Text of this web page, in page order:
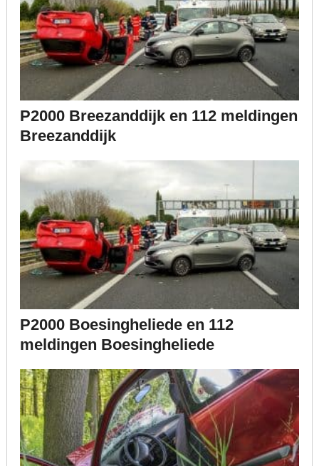
P2000 Breezanddijk en 112 meldingen
Breezanddijk
P2000 Boesingheliede en 112
meldingen Boesingheliede